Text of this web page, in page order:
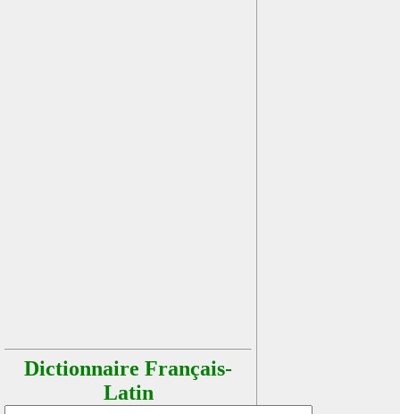
Dictionnaire Français-
Latin